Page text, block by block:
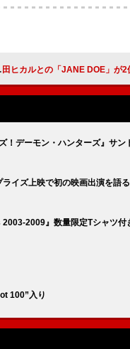
！デーモン・ハンターズ』サン
イズ上映で初の映画出演を語
2009』数量限定Tシャツ付
100”入り